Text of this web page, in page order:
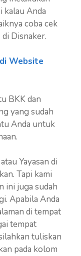
kalau Anda
coba cek
Disnaker.
Website
BKK dan
yang sudah
Anda untuk
Yayasan di
Tapi kami
ini juga sudah
Apabila Anda
di tempat
tempat
tuliskan
pada kolom